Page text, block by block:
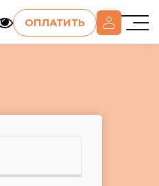
ОПЛАТИТЬ